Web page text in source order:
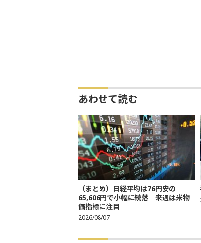
あわせて読む
（まとめ）日経平均は76円安の
65,606円で小幅に続落 来週は米物
価指標に注目
2026/08/07